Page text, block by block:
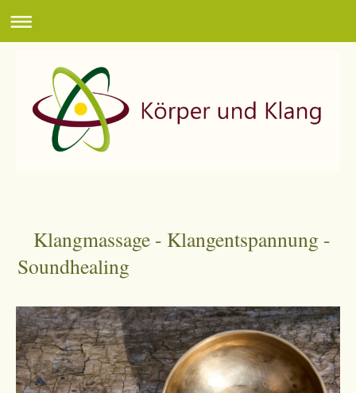
Klangmassage - Klangentspannung -
Soundhealing